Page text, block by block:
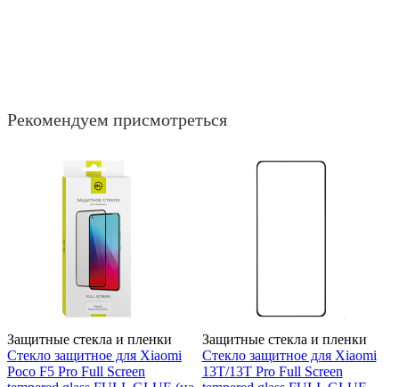
Рекомендуем присмотреться
Защитные стекла и пленки
Стекло защитное для Xiaomi
Poco F5 Pro Full Screen
Защитные стекла и пленки
Стекло защитное для Xiaomi
13T/13T Pro Full Screen